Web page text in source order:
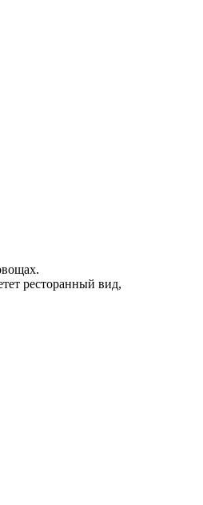
ресторанный вид,